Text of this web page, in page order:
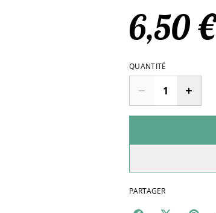
6,50 €
QUANTITÉ
PARTAGER